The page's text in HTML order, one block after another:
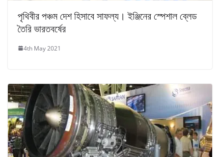
পৃথিবীর পঞ্চম দেশ হিসাবে সাফল্য। ইঞ্জিনের স্পেশাল ব্লেড
তৈরি ভারতবর্ষের
4th May 2021